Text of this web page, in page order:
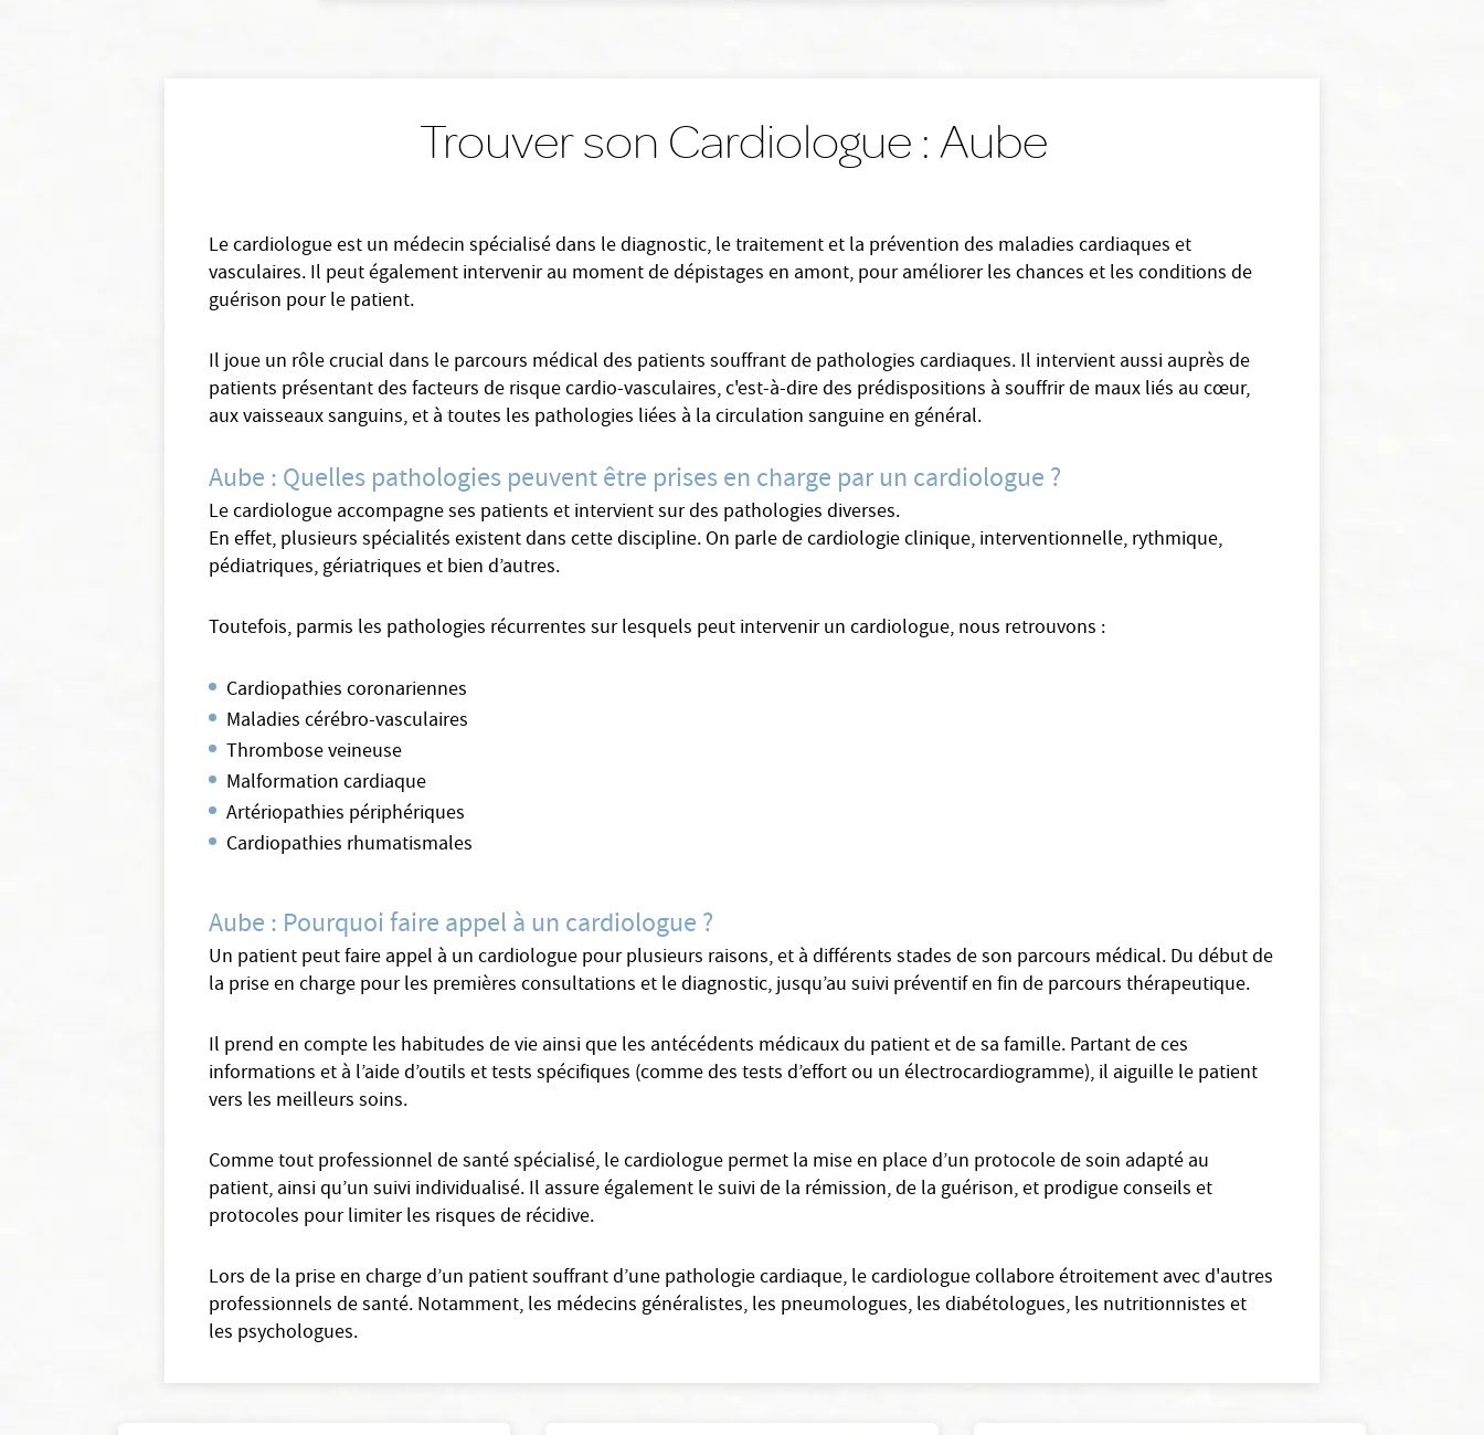
Trouver son Cardiologue : Aube
Le cardiologue est un médecin spécialisé dans le diagnostic, le traitement et la prévention des maladies cardiaques et
vasculaires. Il peut également intervenir au moment de dépistages en amont, pour améliorer les chances et les conditions de
guérison pour le patient.
Il joue un rôle crucial dans le parcours médical des patients souffrant de pathologies cardiaques. Il intervient aussi auprès de
patients présentant des facteurs de risque cardio-vasculaires, c'est-à-dire des prédispositions à souffrir de maux liés au cœur,
aux vaisseaux sanguins, et à toutes les pathologies liées à la circulation sanguine en général.
Aube : Quelles pathologies peuvent être prises en charge par un cardiologue ?
Le cardiologue accompagne ses patients et intervient sur des pathologies diverses.
En effet, plusieurs spécialités existent dans cette discipline. On parle de cardiologie clinique, interventionnelle, rythmique,
pédiatriques, gériatriques et bien d’autres.
Toutefois, parmis les pathologies récurrentes sur lesquels peut intervenir un cardiologue, nous retrouvons :
Cardiopathies coronariennes
Maladies cérébro-vasculaires
Thrombose veineuse
Malformation cardiaque
Artériopathies périphériques
Cardiopathies rhumatismales
Aube : Pourquoi faire appel à un cardiologue ?
Un patient peut faire appel à un cardiologue pour plusieurs raisons, et à différents stades de son parcours médical. Du début de
la prise en charge pour les premières consultations et le diagnostic, jusqu’au suivi préventif en fin de parcours thérapeutique.
Il prend en compte les habitudes de vie ainsi que les antécédents médicaux du patient et de sa famille. Partant de ces
informations et à l’aide d’outils et tests spécifiques (comme des tests d’effort ou un électrocardiogramme), il aiguille le patient
vers les meilleurs soins.
Comme tout professionnel de santé spécialisé, le cardiologue permet la mise en place d’un protocole de soin adapté au
patient, ainsi qu’un suivi individualisé. Il assure également le suivi de la rémission, de la guérison, et prodigue conseils et
protocoles pour limiter les risques de récidive.
Lors de la prise en charge d’un patient souffrant d’une pathologie cardiaque, le cardiologue collabore étroitement avec d'autres
professionnels de santé. Notamment, les médecins généralistes, les pneumologues, les diabétologues, les nutritionnistes et
les psychologues.